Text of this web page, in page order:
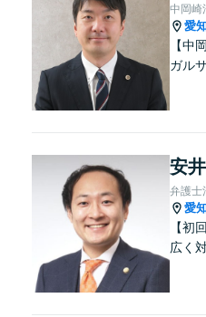
中岡崎
愛
【中
ガル
安
弁護士
愛
【初
広く